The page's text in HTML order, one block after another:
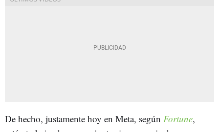
De hecho, justamente hoy en Meta, según Fortune,